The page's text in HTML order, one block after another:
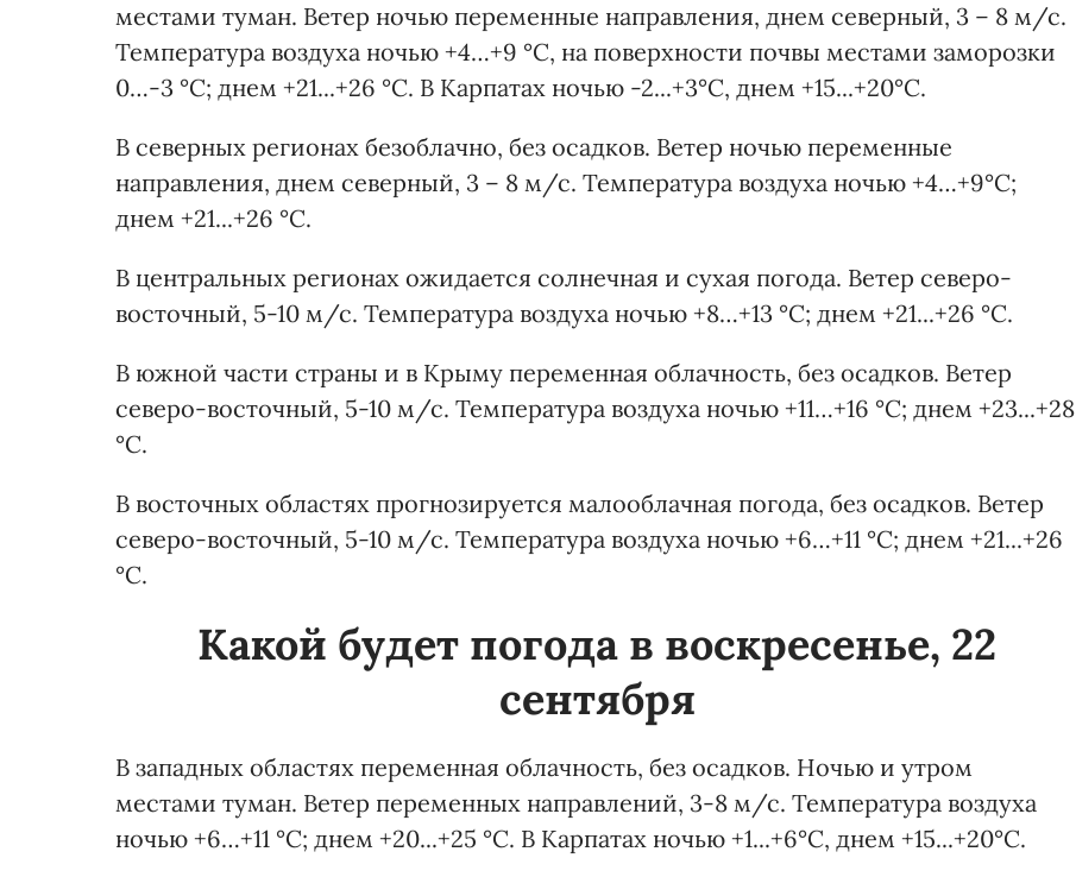
местами туман. Ветер ночью переменные направления, днем северный, 3 – 8 м/с.
Температура воздуха ночью +4…+9 °С, на поверхности почвы местами заморозки
0…-3 °С; днем +21...+26 °С. В Карпатах ночью -2...+3°С, днем +15...+20°С.
В северных регионах безоблачно, без осадков. Ветер ночью переменные
направления, днем северный, 3 – 8 м/с. Температура воздуха ночью +4…+9°С;
днем +21...+26 °С.
В центральных регионах ожидается солнечная и сухая погода. Ветер северо-
восточный, 5-10 м/с. Температура воздуха ночью +8…+13 °С; днем +21...+26 °С.
В южной части страны и в Крыму переменная облачность, без осадков. Ветер
северо-восточный, 5-10 м/с. Температура воздуха ночью +11…+16 °С; днем +23...+28
°С.
В восточных областях прогнозируется малооблачная погода, без осадков. Ветер
северо-восточный, 5-10 м/с. Температура воздуха ночью +6…+11 °С; днем +21...+26
°С.
Какой будет погода в воскресенье, 22
сентября
В западных областях переменная облачность, без осадков. Ночью и утром
местами туман. Ветер переменных направлений, 3-8 м/с. Температура воздуха
ночью +6…+11 °С; днем +20...+25 °С. В Карпатах ночью +1...+6°С, днем +15...+20°С.